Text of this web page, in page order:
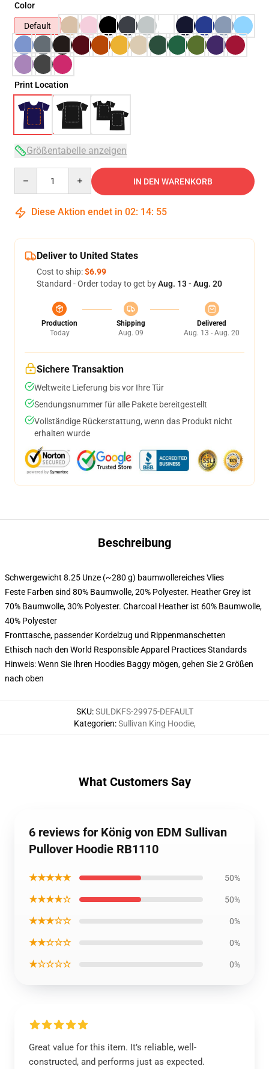
Color
Default
Print Location
Größentabelle anzeigen
IN DEN WARENKORB
Diese Aktion endet in 02: 14: 54
Deliver to United States
Cost to ship:$6.99
Standard - Order today to get byAug. 13 - Aug. 20
Production
Today
Shipping
Aug. 09
Delivered
Aug. 13 - Aug. 20
Sichere Transaktion
Weltweite Lieferung bis vor Ihre Tür
Sendungsnummer für alle Pakete bereitgestellt
Vollständige Rückerstattung, wenn das Produkt nicht
erhalten wurde
Beschreibung
Schwergewicht 8.25 Unze (~280 g) baumwollereiches Vlies
Feste Farben sind 80% Baumwolle, 20% Polyester. Heather Grey ist
70% Baumwolle, 30% Polyester. Charcoal Heather ist 60% Baumwolle,
40% Polyester
Fronttasche, passender Kordelzug und Rippenmanschetten
Ethisch nach den World Responsible Apparel Practices Standards
Hinweis: Wenn Sie Ihren Hoodies Baggy mögen, gehen Sie 2 Größen
nach oben
SKU:SULDKFS-29975-DEFAULT
Kategorien:Sullivan King Hoodie,
What Customers Say
6 reviews for König von EDM Sullivan
Pullover Hoodie RB1110
★★★★★ 50%
★★★★☆ 50%
★★★☆☆ 0%
★★☆☆☆ 0%
★☆☆☆☆ 0%
Great value for this item. It’s reliable, well-
constructed, and performs just as expected.